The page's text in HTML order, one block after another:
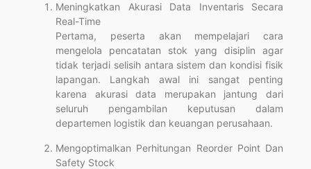
Meningkatkan Akurasi Data Inventaris Secara
Real-Time
Pertama, peserta akan mempelajari cara
mengelola pencatatan stok yang disiplin agar
tidak terjadi selisih antara sistem dan kondisi fisik
lapangan. Langkah awal ini sangat penting
karena akurasi data merupakan jantung dari
seluruh pengambilan keputusan dalam
departemen logistik dan keuangan perusahaan.
Mengoptimalkan Perhitungan Reorder Point Dan
Safety Stock